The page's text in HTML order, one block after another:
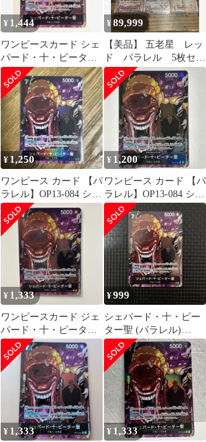
¥ 1,444
ワンピースカード シェ
パード・十・ピーター
聖 OP13-084
¥89,999
【美品】 五老星 レッ
ド パラレル 5枚セッ
ト 受け継がれる意
志 赤箔
¥1,250
ワンピース カード 【パ
ラレル】OP13-084 シェ
パード・十・ピーター
聖 R
¥ 1,200
ワンピース カード 【パ
ラレル】OP13-084 シェ
パード・十・ピーター
聖 R
¥ 1,333
ワンピースカード ジェ
パード・十・ピーター
聖 R パラレル
¥999
シェパード・十・ピー
ター聖 (パラレル)
OP13-084
¥ 1,333 ¥ 1,333